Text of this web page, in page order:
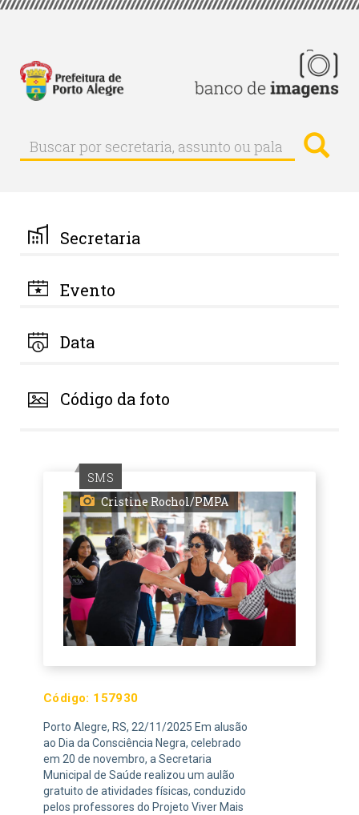
Pular
principal
Buscar
Buscar
por
palavra-
chave
Secretaria
Evento
Data
Código da foto
SMS
Cristine Rochol/PMPA
Código: 157930
Porto Alegre, RS, 22/11/2025 Em alusão
ao Dia da Consciência Negra, celebrado
em 20 de novembro, a Secretaria
Municipal de Saúde realizou um aulão
gratuito de atividades físicas, conduzido
pelos professores do Projeto Viver Mais